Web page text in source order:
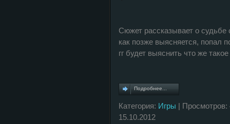
Сюжет рассказывает о
как позже выясняется, попал
гг будет выяснить что же
Подробнее...
Категория: Игры |
15.10.2012